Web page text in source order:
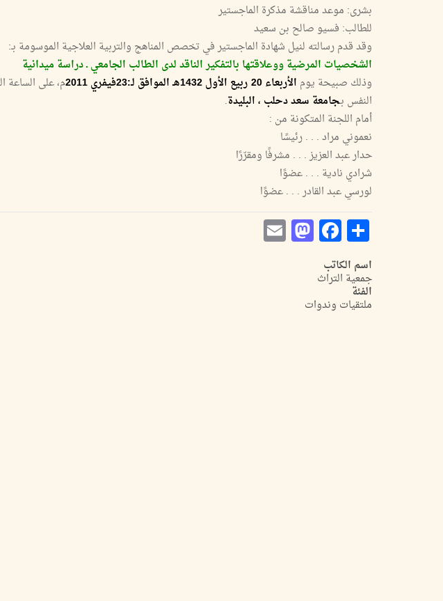
بشرى: موعد مناقشة مذكرة الماجستير
للطالب: فسيو صالح بن سعيد
وقد قدم رسالته لنيل شهادة الماجستير في تخصص المناهج والتربية العلاجية الموسومة بـ:
الشخصيات المرضية ووعلاقتها بالتفكير الناقد لدى الطالب الجامعي ـ دراسة ميدانية
وذلك صبيحة يوم الأربعاء 20 ربيع الأول 1432هـ الموافق لـ:23فيفري 2011
م، على الساعة
النفس بـجامعة سعد دحلب ، البليدة.
أمام اللجنة المتكونة من :
نعموني مراد . . . رئيسًا
حدار عبد العزيز . . . مشرفًا ومقرّرًا
شرادي نادية . . . عضوًا
لورسي عبد القادر . . . عضوًا
Share
Facebook
Mastodon
اسم الكاتب
جمعية التراث
الفئة
ملتقيات وندوات